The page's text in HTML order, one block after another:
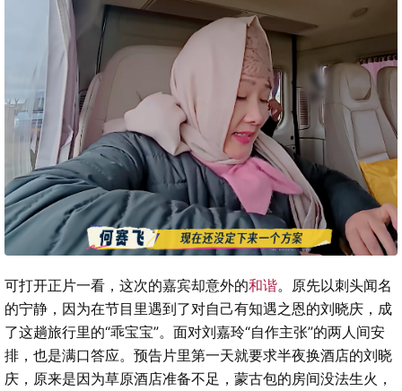
可打开正片一看，这次的嘉宾却意外的和谐。原先以刺头闻名
的宁静，因为在节目里遇到了对自己有知遇之恩的刘晓庆，成
了这趟旅行里的“乖宝宝”。面对刘嘉玲“自作主张”的两人间安
排，也是满口答应。预告片里第一天就要求半夜换酒店的刘晓
庆，原来是因为草原酒店准备不足，蒙古包的房间没法生火，